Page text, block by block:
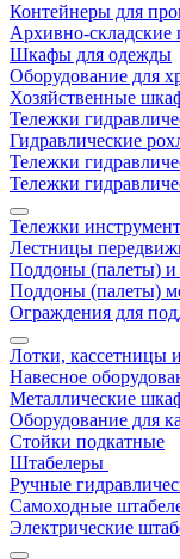
Контейнеры для
Архивно-
Шкафы для одежды
Оборудование для
Хозяйственные
Тележки
Гидравлические
Тележки
Тележки
Тележки
Лестницы
Поддоны (палеты) и
Поддоны (палеты)
Ограждения для
Лотки, кассетницы
Навесное
Металлические
Оборудование для
Стойки подкатные
Штабелеры
Ручные
Самоходные
Электрические